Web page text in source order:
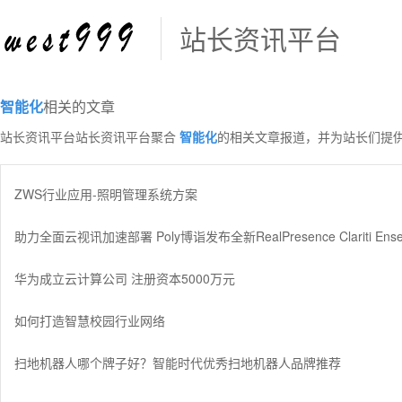
站长资讯平台
智能化相关的文章
站长资讯平台站长资讯平台聚合 智能化的相关文章报道，并为站长们提
ZWS行业应用-照明管理系统方案
助力全面云视讯加速部署 Poly博诣发布全新RealPresence Clariti
华为成立云计算公司 注册资本5000万元
如何打造智慧校园行业网络
扫地机器人哪个牌子好？智能时代优秀扫地机器人品牌推荐